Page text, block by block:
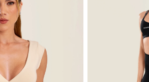
- Ajuste perfeito que se mantém no lugar
- Conforto personalizável
perfeita de praticidade e estilo!